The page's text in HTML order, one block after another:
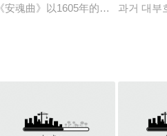
处底下埋葬着一口镇魂棺，棺木
《安魂曲》以1605年的女巫审判为
과거 대부